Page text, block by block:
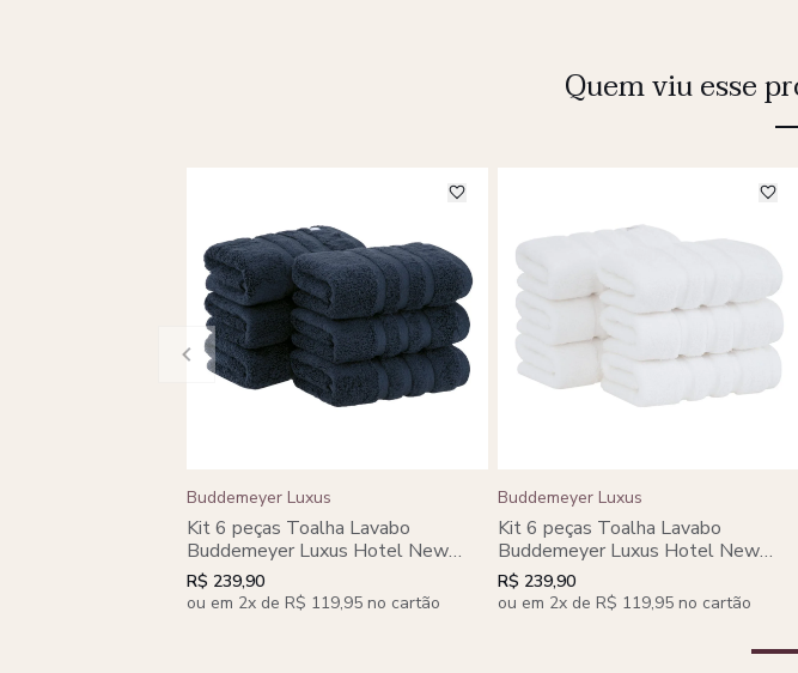
Quem viu esse
Buddemeyer Luxus
Kit 6 peças Toalha Lavabo
Buddemeyer Luxus Hotel New
York Dual Air
R$ 239,90
ou em 2x de R$ 119,95 no cartão
Buddemeyer Luxus
Kit 6 peças Toalha Lavabo
Buddemeyer Luxus Hotel New
York Dual Air Branco
R$ 239,90
ou em 2x de R$ 119,95 no cartão